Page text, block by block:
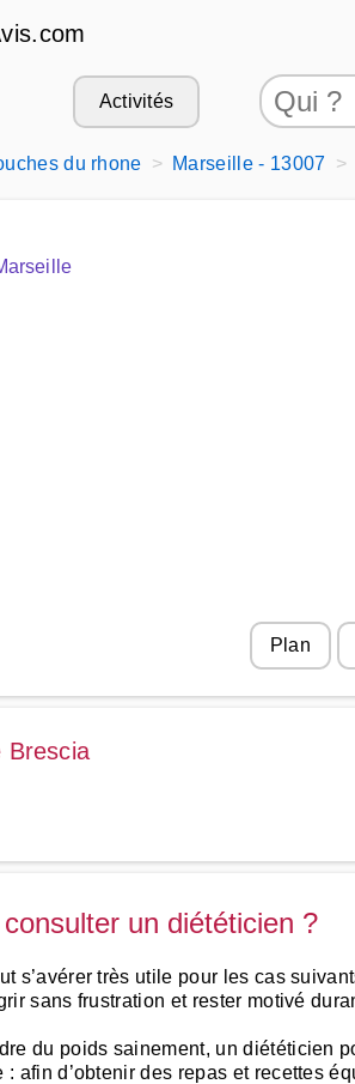
Activités
du rhone Marseille - 13007
Plan
Brescia
un diététicien ?
s’avérer très utile pour les cas
sans frustration et rester motivé
du poids sainement, un diététicien
afin d’obtenir des repas et recettes